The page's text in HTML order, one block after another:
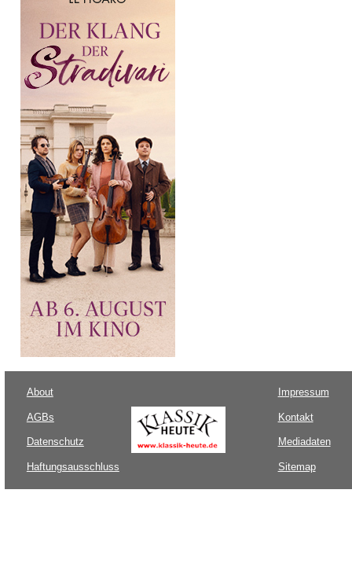
About
AGBs
Datenschutz
Haftungsausschluss
Impressum
Kontakt
Mediadaten
Sitemap